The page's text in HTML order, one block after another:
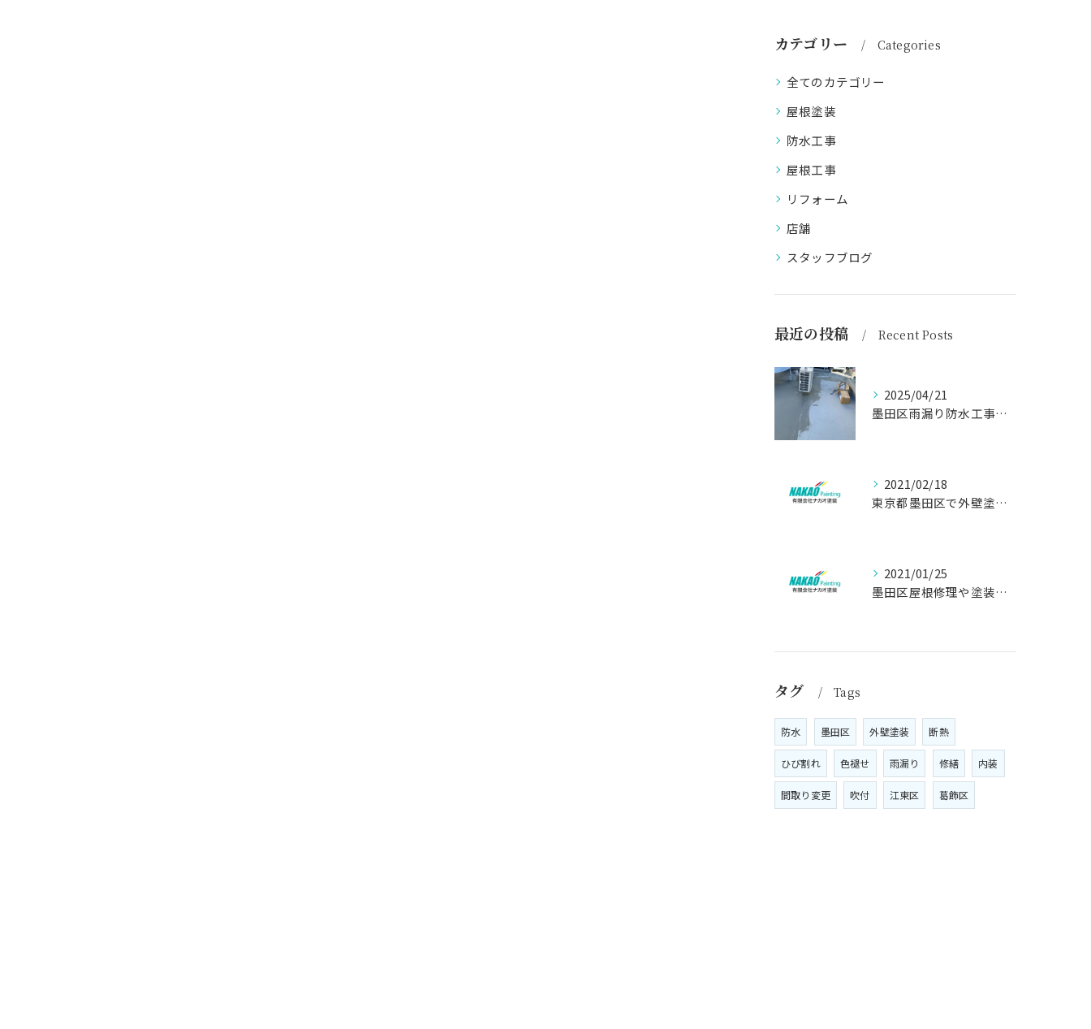
カテゴリー Categories
全てのカテゴリー
屋根塗装
防水工事
屋根工事
リフォーム
店舗
スタッフブログ
最近の投稿 Recent Posts
2025/04/21
墨田区雨漏り防水工事はナカオ塗装まで！！
2021/02/18
東京都墨田区で外壁塗り替え工事なら(有)ナカオ塗装にお任せ
2021/01/25
墨田区屋根修理や塗装工事は、【人気のナカオ塗装へ！】
タグ Tags
防水 墨田区 外壁塗装 断熱
ひび割れ 色褪せ 雨漏り 修繕 内装
間取り変更 吹付 江東区 葛飾区